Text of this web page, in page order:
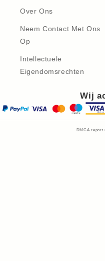
Over Ons
Neem Contact Met Ons
Op
Intellectuele
Eigendomsrechten
Wij
DMCA